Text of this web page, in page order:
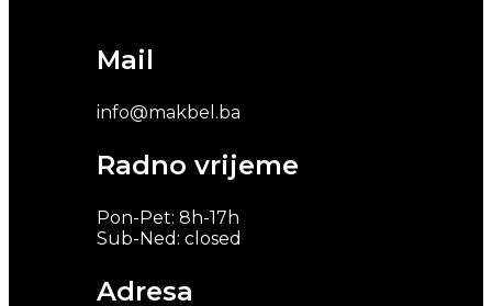
Mail
info@makbel.ba
Radno vrijeme
Pon-Pet: 8h-17h
Sub-Ned: closed
Adresa